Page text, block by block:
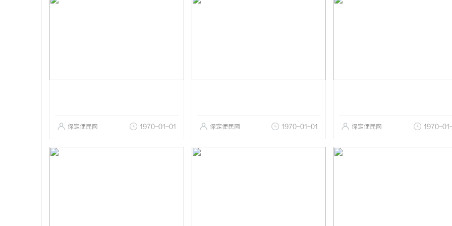
保定便民网 1970-01-01 保定便民网 1970-01-01 保定便民网 1970-